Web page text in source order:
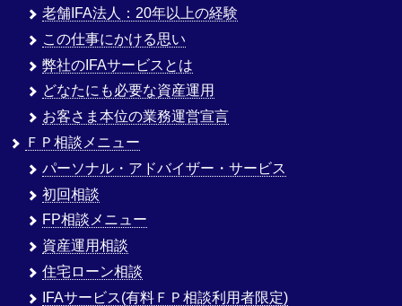
老舗IFA法人：20年以上の経験
この仕事にかける思い
弊社のIFAサービスとは
どなたにも必要な資産運用
お客さま本位の業務運営宣言
ＦＰ相談メニュー
パーソナル・アドバイザー・サービス
初回相談
FP相談メニュー
資産運用相談
住宅ローン相談
IFAサービス(有料ＦＰ相談利用者限定)